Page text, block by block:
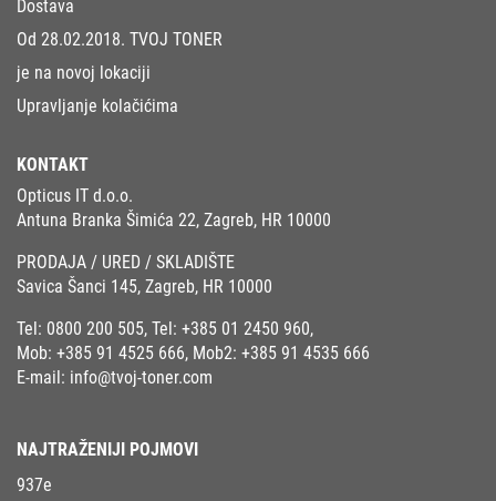
Dostava
Od 28.02.2018. TVOJ TONER
je na novoj lokaciji
Upravljanje kolačićima
KONTAKT
Opticus IT d.o.o.
Antuna Branka Šimića 22, Zagreb, HR 10000
PRODAJA / URED / SKLADIŠTE
Savica Šanci 145, Zagreb, HR 10000
Tel: 0800 200 505, Tel: +385 01 2450 960,
Mob: +385 91 4525 666, Mob2: +385 91 4535 666
E-mail: info@tvoj-toner.com
NAJTRAŽENIJI POJMOVI
937e